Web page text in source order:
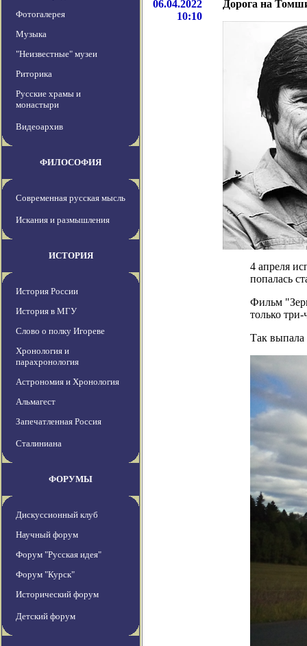
Фотогалерея
Музыка
"Неизвестные" музеи
Риторика
Русские храмы и
монастыри
Видеоархив
ФИЛОСОФИЯ
Современная русская мысль
Искания и размышления
ИСТОРИЯ
История России
История в МГУ
Слово о полку Игореве
Хронология и
парахронология
Астрономия и Хронология
Альмагест
Запечатленная Россия
Сталиниана
ФОРУМЫ
Дискуссионный клуб
Научный форум
Форум "Русская идея"
Форум "Курск"
Исторический форум
Детский форум
06.04.2022
10:10
Дорога на
4 апреля
попалась
Фильм
только
Так выпала